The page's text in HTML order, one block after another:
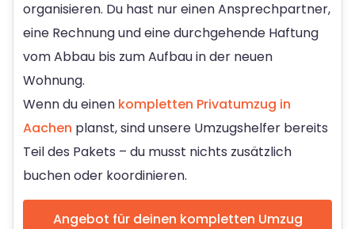
organisieren. Du hast nur einen Ansprechpartner,
eine Rechnung und eine durchgehende Haftung
vom Abbau bis zum Aufbau in der neuen
Wohnung.
Wenn du einen kompletten Privatumzug in
Aachen planst, sind unsere Umzugshelfer bereits
Teil des Pakets – du musst nichts zusätzlich
buchen oder koordinieren.
Angebot für deinen kompletten Umzug